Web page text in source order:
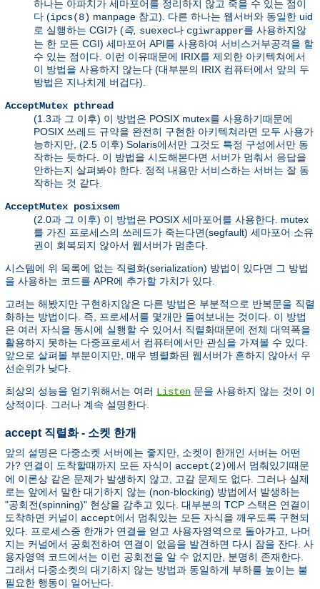
하나는 아파치가 세마포어를 정리하지 않고 죽을 수 있는 점이
다 (ipcs(8) manpage 참고). 다른 하나는 웹서버와 동일한 uid
로 실행하는 CGI가 (즉, suexec나 cgiwrapper를 사용하지않
는 한 모든 CGI) 세마포어 API를 사용하여 서비스거부공격을 할
수 있는 점이다. 이런 이유때문에 IRIX를 제외한 아키텍쳐에서
이 방법을 사용하지 않는다 (대부분의 IRIX 컴퓨터에서 앞의 두
방법은 지나치게 버겁다).
AcceptMutex pthread
(1.3과 그 이후) 이 방법은 POSIX mutex를 사용하기때문에
POSIX 쓰레드 규약을 완전히 구현한 아키텍쳐라면 모두 사용가
능하지만, (2.5 이후) Solaris에서만 그것도 특정 구성에서만 동
작하는 듯하다. 이 방법을 시도해본다면 서버가 멈춰서 응답을
안하는지 살펴봐야 한다. 정적 내용만 서비스하는 서버는 잘 동
작하는 것 같다.
AcceptMutex posixsem
(2.0과 그 이후) 이 방법은 POSIX 세마포어를 사용한다. mutex
를 가진 프로세스의 쓰레드가 죽는다면(segfault) 세마포어 소유
권이 회복되지 않아서 웹서버가 멈춘다.
시스템에 위 목록에 없는 직렬화(serialization) 방법이 있다면 그 방법
을 사용하는 코드를 APR에 추가할 가치가 있다.
고려는 해봤지만 구현하지않은 다른 방법은 부분적으로 반복문을 직렬
화하는 방법이다. 즉, 프로세서를 몇개만 들여보내는 것이다. 이 방법
은 여러 자식을 동시에 실행할 수 있어서 직렬화때문에 전체 대역폭을
활용하지 못하는 다중프로세서 컴퓨터에서만 관심을 가져볼 수 있다.
앞으로 살펴볼 부분이지만, 매우 병렬화된 웹서버가 흔하지 않아서 우
선순위가 낮다.
최상의 성능을 얻기위해서는 여러 Listen 문을 사용하지 않는 것이 이
상적이다. 그러나 계속 설명한다.
accept 직렬화 - 소켓 한개
앞의 설명은 다중소켓 서버에는 좋지만, 소켓이 한개인 서버는 어떤
가? 연결이 도착할때까지 모든 자식이 accept(2)에서 멈춰있기때문
에 이론상 같은 문제가 발생하지 않고, 고갈 문제도 없다. 그러나 실제
로는 앞에서 말한 대기하지 않는 (non-blocking) 방법에서 발생하는
"공회전(spinning)" 현상을 감추고 있다. 대부분의 TCP 스택은 연결이
도착하면 커널이 accept에서 멈춰있는 모든 자식을 깨우도록 구현되
있다. 프로세스중 한개가 연결을 얻고 사용자영역으로 돌아가고, 나머
지는 커널에서 공회전하여 연결이 없음을 발견하면 다시 잠을 잔다. 사
용자영역 코드에서는 이런 공회전을 알 수 없지만, 분명히 존재한다.
그래서 다중소켓의 대기하지 않는 방법과 동일하게 부하를 높이는 불
필요한 행동이 일어난다.